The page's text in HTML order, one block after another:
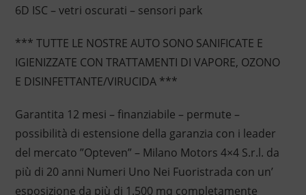
6D ISC – vetri oscurati – sensori park
*** TUTTE LE NOSTRE AUTO SONO SANIFICATE E
IGIENIZZATE CON TRATTAMENTI DI VAPORE, OZONO
E DISINFETTANTE/VIRUCIDA ***
Garantita 12 mesi – finanziabile – permute –
possibilità di estensione della garanzia con i leader
del mercato ”Opteven” – Milano Motors 4×4 S.r.l. da
più di 20 anni Numeri Uno Nei Fuoristrada con un’
esposizione da più di 1.500 mq completamente